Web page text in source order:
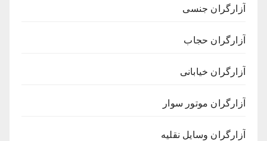
آزارگران جنسی
آزارگران حجاب
آزارگران خیابانی
آزارگران موتور سوار
آزارگران وسایل نقلیه